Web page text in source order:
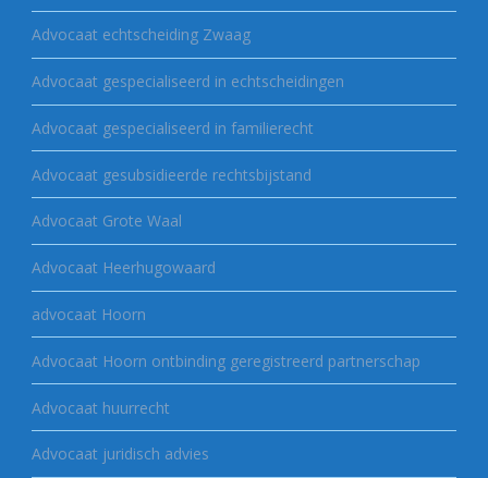
Advocaat echtscheiding Zwaag
Advocaat gespecialiseerd in echtscheidingen
Advocaat gespecialiseerd in familierecht
Advocaat gesubsidieerde rechtsbijstand
Advocaat Grote Waal
Advocaat Heerhugowaard
advocaat Hoorn
Advocaat Hoorn ontbinding geregistreerd partnerschap
Advocaat huurrecht
Advocaat juridisch advies